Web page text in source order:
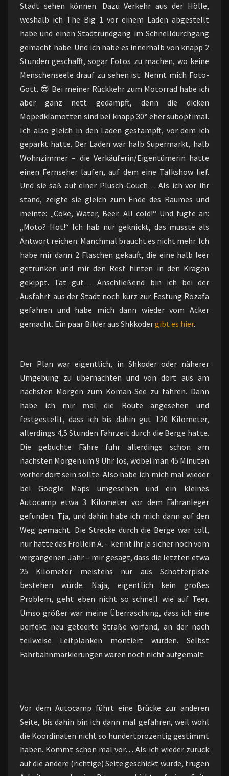
Stadt sehen können. Dazu Verkehr aus der Hölle,
weshalb ich The Big 1 vor einem Laden abgestellt
habe und einen Stadtrundgang im Schnelldurchgang
gemacht habe. Und ich habe es innerhalb von knapp 2
Stunden geschafft, sogar Fotos zu machen, wo keine
Menschenseele drauf zu sehen ist. Nennt mich Foto-
Gott. 😎 Bei meiner Rückkehr zum Motorrad habe ich
aber ganz nett gedampft, denn die dicken
Mopedklamotten sind bei knapp 30° eher suboptimal.
Ich also gleich in den Laden gestampft, vor dem ich
geparkt hatte. Der Laden war halb Supermarkt, halb
Wohnzimmer – die Verkäuferin/Eigentümerin hatte
einen Fernseher laufen, auf dem eine Talkshow lief.
Und sie saß auf einer Plüsch-Couch… Als ich vor ihr
stand, zeigte sie gleich zum Ende des Raumes und
meinte: „Coke, Water, Beer. All cold!“ Und fügte an:
„Moto? Hot!“ Ich hab nur geknickt, das musste als
Antwort reichen. Manchmal braucht es nicht mehr. Ich
habe mir dann 2 Flaschen gekauft, die eine halb leer
getrunken und mir den Rest hinten in den Kragen
gekippt. Tat gut… Anschließend bin ich bei der
Ausfahrt aus der Stadt noch kurz zur Festung Rozafa
gefahren und habe mich dann wieder vom Acker
gemacht. Ein paar Bilder aus Shkkodergibt es hier.
Der Plan war eigentlich, in Shkoder oder näherer
Umgebung zu übernachten und von dort aus am
nächsten Morgen zum Koman-See zu fahren. Dann
habe ich mir mal die Route angesehen und
festgestellt, dass ich bis dahin gut 120 Kilometer,
allerdings 4,5 Stunden Fahrzeit durch die Berge hatte.
Die gebuchte Fähre fuhr allerdings schon am
nächsten Morgen um 9 Uhr los, wobei man 45 Minuten
vorher dort sein sollte. Also habe ich mich mal wieder
bei Google Maps umgesehen und ein kleines
Autocamp etwa 3 Kilometer vor dem Fähranleger
gefunden. Tja, und dahin habe ich mich dann auf den
Weg gemacht. Die Strecke durch die Berge war toll,
nur hatte das Frollein A. – kennt ihr ja sicher noch vom
vergangenen Jahr – mir gesagt, dass die letzten etwa
25 Kilometer meistens nur aus Schotterpiste
bestehen würde. Naja, eigentlich kein großes
Problem, geht eben nicht so schnell wie auf Teer.
Umso größer war meine Überraschung, dass ich eine
perfekt neu geteerte Straße vorfand, an der noch
teilweise Leitplanken montiert wurden. Selbst
Fahrbahnmarkierungen waren noch nicht aufgemalt.
Vor dem Autocamp führt eine Brücke zur anderen
Seite, bis dahin bin ich dann mal gefahren, weil wohl
die Koordinaten nicht so hundertprozentig gestimmt
haben. Kommt schon mal vor… Als ich wieder zurück
auf die andere (richtige) Seite geschickt wurde, trugen